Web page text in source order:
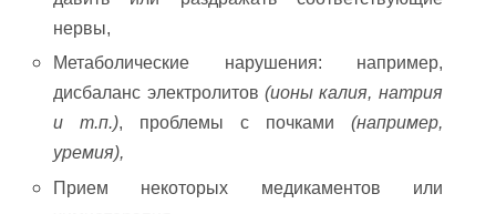
нервы,
Метаболические нарушения: например,
дисбаланс электролитов (ионы калия, натрия
и т.п.), проблемы с почками (например,
уремия),
Прием некоторых медикаментов или